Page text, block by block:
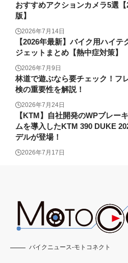
おすすめアクションカメラ5選【
版】
2026年7月14日
【2026年最新】バイク用ハイテ
ジェットまとめ【熱中症対策】
2026年7月9日
林道で遊ぶなら要チェック！フ
検の重要性を解説！
2026年7月24日
【KTM】自社開発のWPブレー
ムを導入したKTM 390 DUKE
デルが登場！
2026年7月17日
バイクニュース-モトコネクト